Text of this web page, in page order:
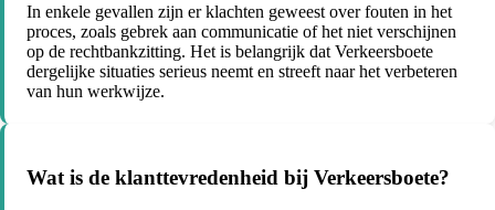
In enkele gevallen zijn er klachten geweest over fouten in het
proces, zoals gebrek aan communicatie of het niet verschijnen
op de rechtbankzitting. Het is belangrijk dat Verkeersboete
dergelijke situaties serieus neemt en streeft naar het verbeteren
van hun werkwijze.
Wat is de klanttevredenheid bij Verkeersboete?